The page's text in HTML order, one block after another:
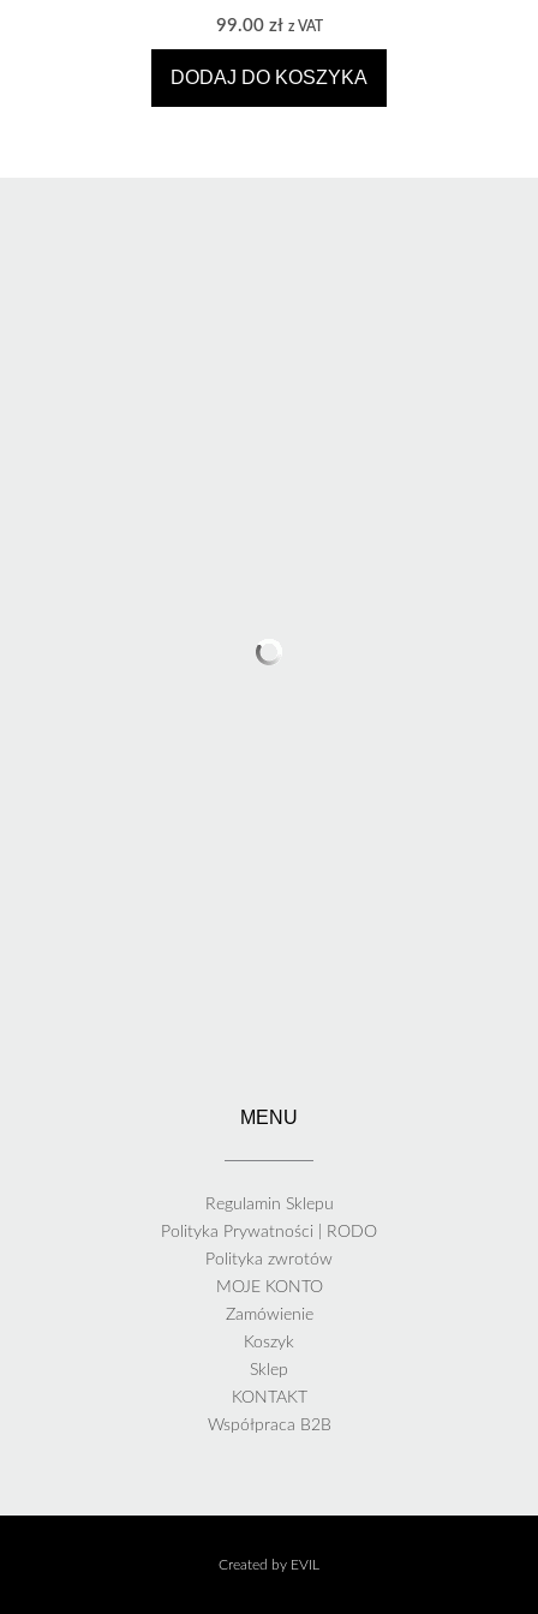
99.00 zł z VAT
DODAJ DO KOSZYKA
MENU
Regulamin Sklepu
Polityka Prywatności | RODO
Polityka zwrotów
MOJE KONTO
Zamówienie
Koszyk
Sklep
KONTAKT
Współpraca B2B
Created by EVIL